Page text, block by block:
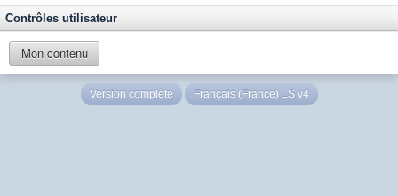
Contrôles utilisateur
Mon contenu
Version complète Français (France) LS v4